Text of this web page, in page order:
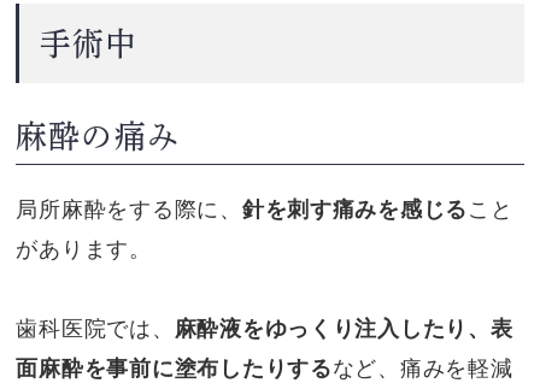
手術中
麻酔の痛み
局所麻酔をする際に、 針を刺す痛みを感じること
があります。
歯科医院では、 麻酔液をゆっくり注入したり、表
面麻酔を事前に塗布したりするなど、痛みを軽減